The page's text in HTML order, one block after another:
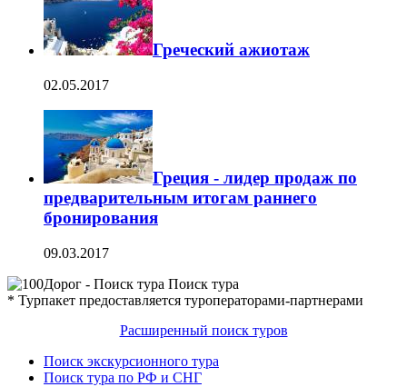
Греческий ажиотаж
02.05.2017
Греция - лидер продаж по
предварительным итогам раннего
бронирования
09.03.2017
Поиск тура
* Турпакет предоставляется туроператорами-партнерами
Расширенный поиск туров
Поиск экскурсионного тура
Поиск тура по РФ и СНГ